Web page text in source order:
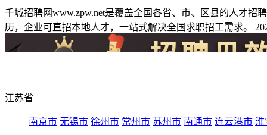
千城招聘网www.zpw.net是覆盖全国各省、市、区县的人才
历，企业可直招本地人才，一站式解决全国求职招工需求。
江苏省
南京市 无锡市 徐州市 常州市 苏州市 南通市 连云港市 淮